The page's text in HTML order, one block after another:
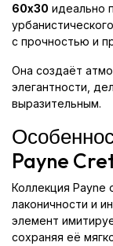
60x30 идеально
с прочностью и
Она создаёт
элегантности,
выразительным.
Payne
Коллекция Payne
лаконичности и
элемент
сохраняя её